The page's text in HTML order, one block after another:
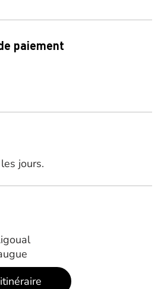
paiement
jours.